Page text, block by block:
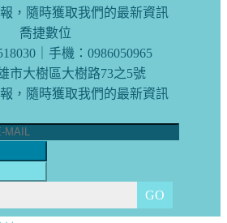
，隨時獲取我們的最新資訊
喬捷數位
｜手機：0986050965
市大樹區大樹路73之5號
，隨時獲取我們的最新資訊
GO